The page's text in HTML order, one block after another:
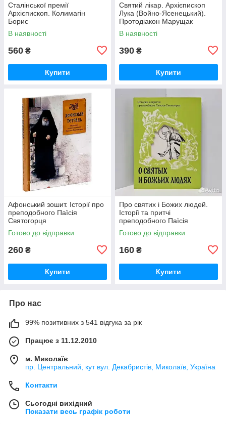
Сталінської премії
Архієпископ. Колимагін
Борис
В наявності
560 ₴
Купити
Святий лікар. Архієпископ
Лука (Войно-Ясенецький).
Протодіакон Марущак
Василь
В наявності
390 ₴
Купити
Афонський зошит. Історії про
преподобного Паїсія
Святогорця
Готово до відправки
260 ₴
Купити
Про святих і Божих людей.
Історії та притчі
преподобного Паїсія
Святогірця
Готово до відправки
160 ₴
Купити
Про нас
99% позитивних з 541 відгука за рік
Працює з 11.12.2010
м. Миколаїв
пр. Центральний, кут вул. Декабристів, Миколаїв, Україна
Контакти
Сьогодні вихідний
Показати весь графік роботи